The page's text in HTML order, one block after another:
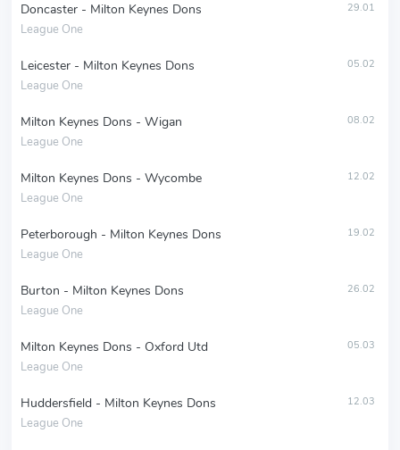
Doncaster - Milton Keynes Dons
League One
29.01
Leicester - Milton Keynes Dons
League One
05.02
Milton Keynes Dons - Wigan
League One
08.02
Milton Keynes Dons - Wycombe
League One
12.02
Peterborough - Milton Keynes Dons
League One
19.02
Burton - Milton Keynes Dons
League One
26.02
Milton Keynes Dons - Oxford Utd
League One
05.03
Huddersfield - Milton Keynes Dons
League One
12.03